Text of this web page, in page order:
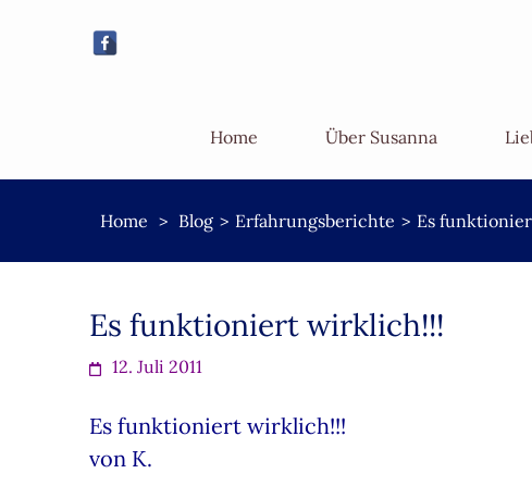
Home Über Susanna
Home > Blog > Erfahrungsberichte > Es
Es funktioniert wirklich!!!
12. Juli 2011
Es funktioniert wirklich!!!
von K.